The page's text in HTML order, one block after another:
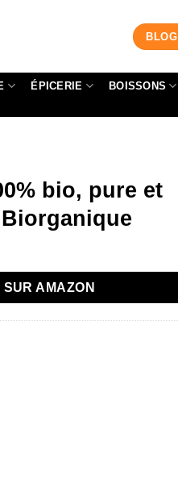
BLOG
ÉPICERIE
BOISSONS
bio, pure et
AMAZON